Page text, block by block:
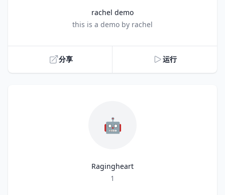
rachel demo
this is a demo by rachel
分享 运行
🤖
Ragingheart
1